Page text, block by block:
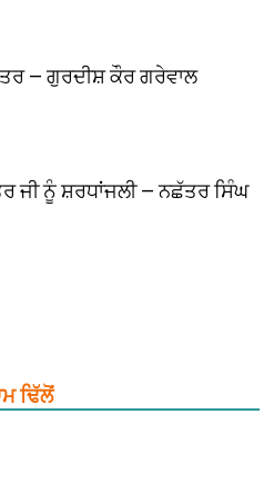
— ਗੁਰਦੀਸ਼ ਕੌਰ ਗਰੇਵਾਲ
ਜੀ ਨੂੰ ਸ਼ਰਧਾਂਜਲੀ — ਨਛੱਤਰ ਸਿੰਘ
ਢਿੱਲੋਂ